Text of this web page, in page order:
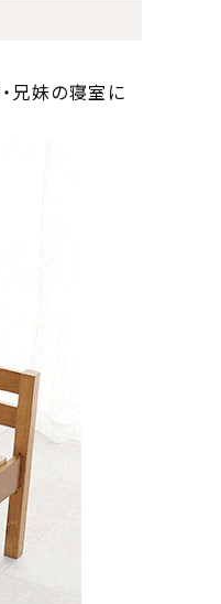
兄妹の寝室に